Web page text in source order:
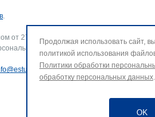
.
от 27.07.2006 г. № 152-ФЗ «О
данных и использование файлов
.
Продолжая использовать сайт,
политикой использования
Политики обработки
обработку персональных данных.
OK